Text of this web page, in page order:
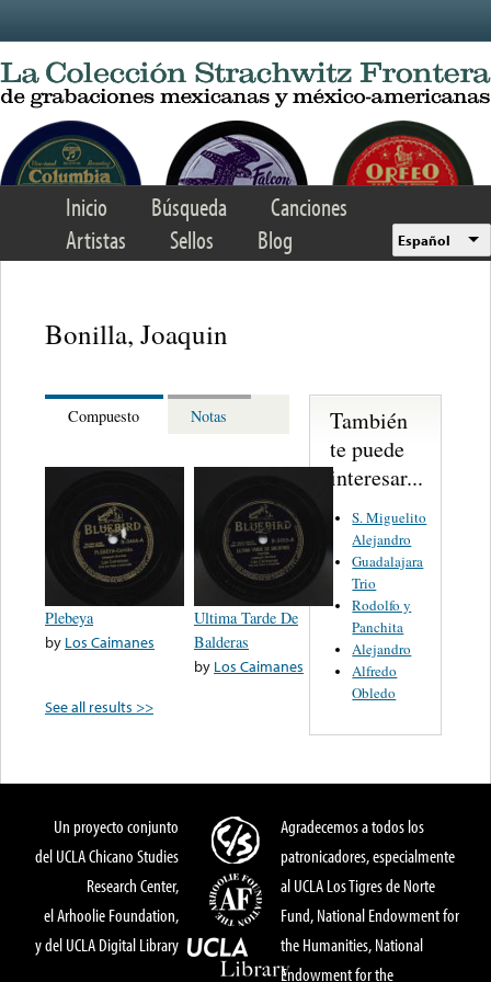
Inicio Búsqueda
Canciones
Artistas
Sellos Blog Español
Bonilla, Joaquin
Compuesto Notas
Plebeya
by Los Caimanes
Ultima Tarde De
Balderas
by Los Caimanes
See all results >>
También
te puede
interesar...
S. Miguelito
Alejandro
Guadalajara
Trio
Rodolfo y
Panchita
Alejandro
Alfredo
Obledo
Un proyecto conjunto
del UCLA Chicano Studies
Research Center,
el Arhoolie Foundation,
y del UCLA Digital Library
Agradecemos a todos los
patronicadores, especialmente
al UCLA Los Tigres de Norte
Fund, National Endowment for
the Humanities, National
Endowment for the